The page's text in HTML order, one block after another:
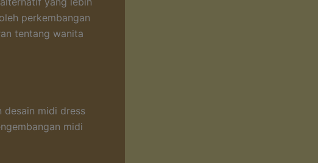
perkembangan
tentang wanita
desain midi dress
midi